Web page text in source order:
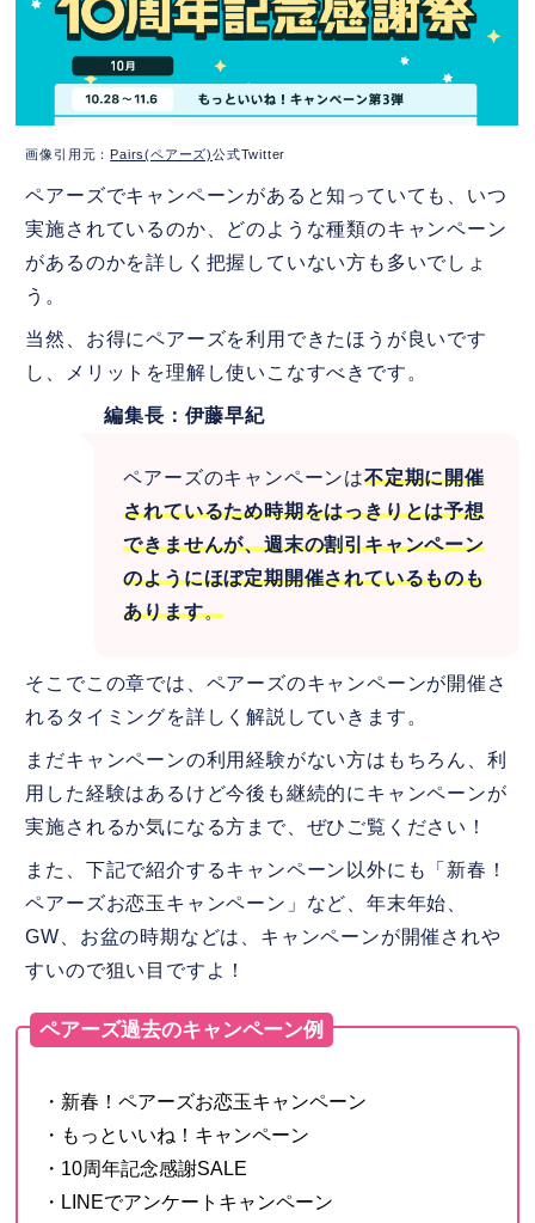
6.ペアーズ(Pairs)のプレミアムオプション
でできること
プレミアムオプションの料金体系
月初めに貰えるいいね数が＋20！
相手がメッセージを読んだかが分か
る！
すべての足跡が見れる
検索性能がアップ！
ペアーズ(Pairs)のキャンペーンに参加し
て素敵な恋活・婚活をしよう
画像引用元： Pairs(ペアーズ)公式Twitter
ペアーズでキャンペーンがあると知っていても、いつ
実施されているのか、どのような種類のキャンペーン
があるのかを詳しく把握していない方も多いでしょ
う。
当然、お得にペアーズを利用できたほうが良いです
し、メリットを理解し使いこなすべきです。
編集長：伊藤早紀
ペアーズのキャンペーンは不定期に開催
されているため時期をはっきりとは予想
できませんが、週末の割引キャンペーン
のようにほぼ定期開催されているものも
あります。
そこでこの章では、ペアーズのキャンペーンが開催さ
れるタイミングを詳しく解説していきます。
まだキャンペーンの利用経験がない方はもちろん、利
用した経験はあるけど今後も継続的にキャンペーンが
実施されるか気になる方まで、ぜひご覧ください！
また、下記で紹介するキャンペーン以外にも「新春！
ペアーズお恋玉キャンペーン」など、年末年始、
GW、お盆の時期などは、キャンペーンが開催されや
すいので狙い目ですよ！
ペアーズ過去のキャンペーン例
・新春！ペアーズお恋玉キャンペーン
・もっといいね！キャンペーン
・10周年記念感謝SALE
・LINEでアンケートキャンペーン